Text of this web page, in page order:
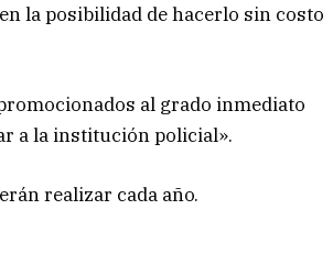
la posibilidad de hacerlo sin costo
al grado inmediato
a la institución policial».
realizar cada año.